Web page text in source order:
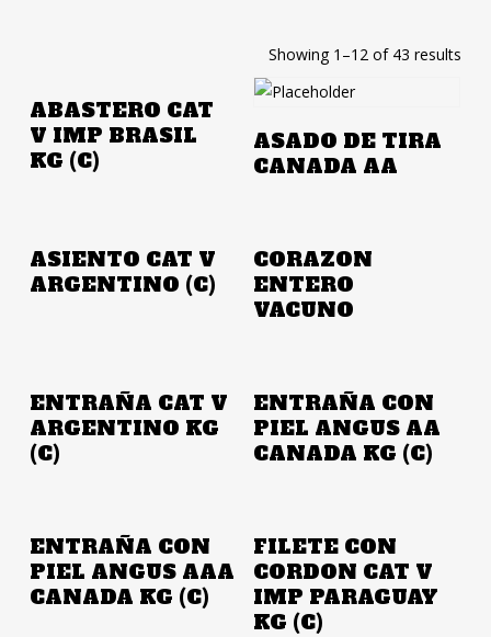
Showing 1–12 of 43 results
Añadir A La Cotización
ABASTERO CAT
V IMP BRASIL
KG (C)
Añadir A La Cotización
ASADO DE TIRA
CANADA AA
Añadir A La Cotización
ASIENTO CAT V
ARGENTINO (C)
Añadir A La Cotización
CORAZON
ENTERO
VACUNO
Añadir A La Cotización
ENTRAÑA CAT V
ARGENTINO KG
(C)
Añadir A La Cotización
ENTRAÑA CON
PIEL ANGUS AA
CANADA KG (C)
Añadir A La Cotización
ENTRAÑA CON
PIEL ANGUS AAA
CANADA KG (C)
Añadir A La Cotización
FILETE CON
CORDON CAT V
IMP PARAGUAY
KG (C)